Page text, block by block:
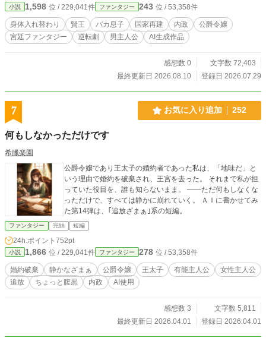
ァンタジー！
小説 1,598 位 / 229,041件 ファンタジー 243 位 / 53,358件
身体入れ替わり 賢王 バカ息子 国家再建 内政
公爵令嬢
宮廷ファンタジー
逆転劇 男主人公 AI生成作品
感想数 0
文字数 72,403
最終更新日 2026.08.10
登録日 2026.07.29
7 お気に入り追加 252
何もしなかっただけです
希臘楽園
公爵令嬢であり王太子の婚約者であった私は、「地味だ」と
いう理由で婚約を破棄され、王宮を去った。 それまで私が担
っていた役目を、誰も知らないまま。 ――ただ何もしなくな
っただけで、すべては静かに崩れていく。 ＡＩに書かせてみ
た第14弾は、｢追放ざまぁ｣系の短編。
ファンタジー 完結 短編
24h.ポイント 752pt
小説 1,866 位 / 229,041件 ファンタジー 278 位 / 53,358件
婚約破棄 静かなざまぁ 公爵令嬢 王太子 有能主人公
女性主人公
追放
ちょっと腹黒 内政 AI使用
感想数 3
文字数 5,811
最終更新日 2026.04.01
登録日 2026.04.01